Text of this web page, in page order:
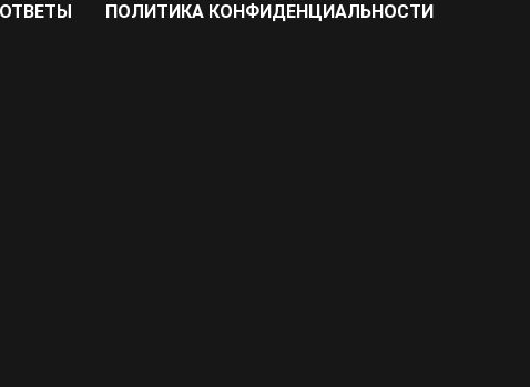
ПОЛИТИКА КОНФИДЕНЦИАЛЬНОСТИ